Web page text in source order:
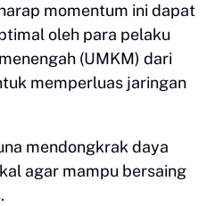
momentum ini dapat
oleh para pelaku
(UMKM) dari
memperluas jaringan
mendongkrak daya
agar mampu bersaing